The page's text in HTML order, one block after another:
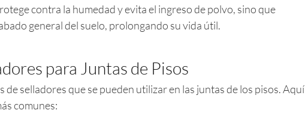
contra la humedad y evita el ingreso de polvo, sino que
general del suelo, prolongando su vida útil.
para Juntas de Pisos
de selladores que se pueden utilizar en las juntas de los pisos. Aquí
comunes: